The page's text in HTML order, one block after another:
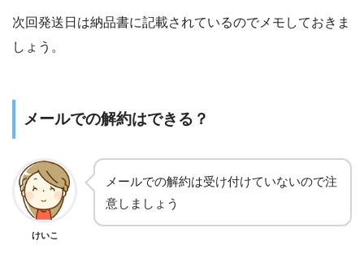
次回発送日は納品書に記載されているのでメモしておきま
しょう。
メールでの解約はできる？
けいこ
メールでの解約は受け付けていないので注
意しましょう